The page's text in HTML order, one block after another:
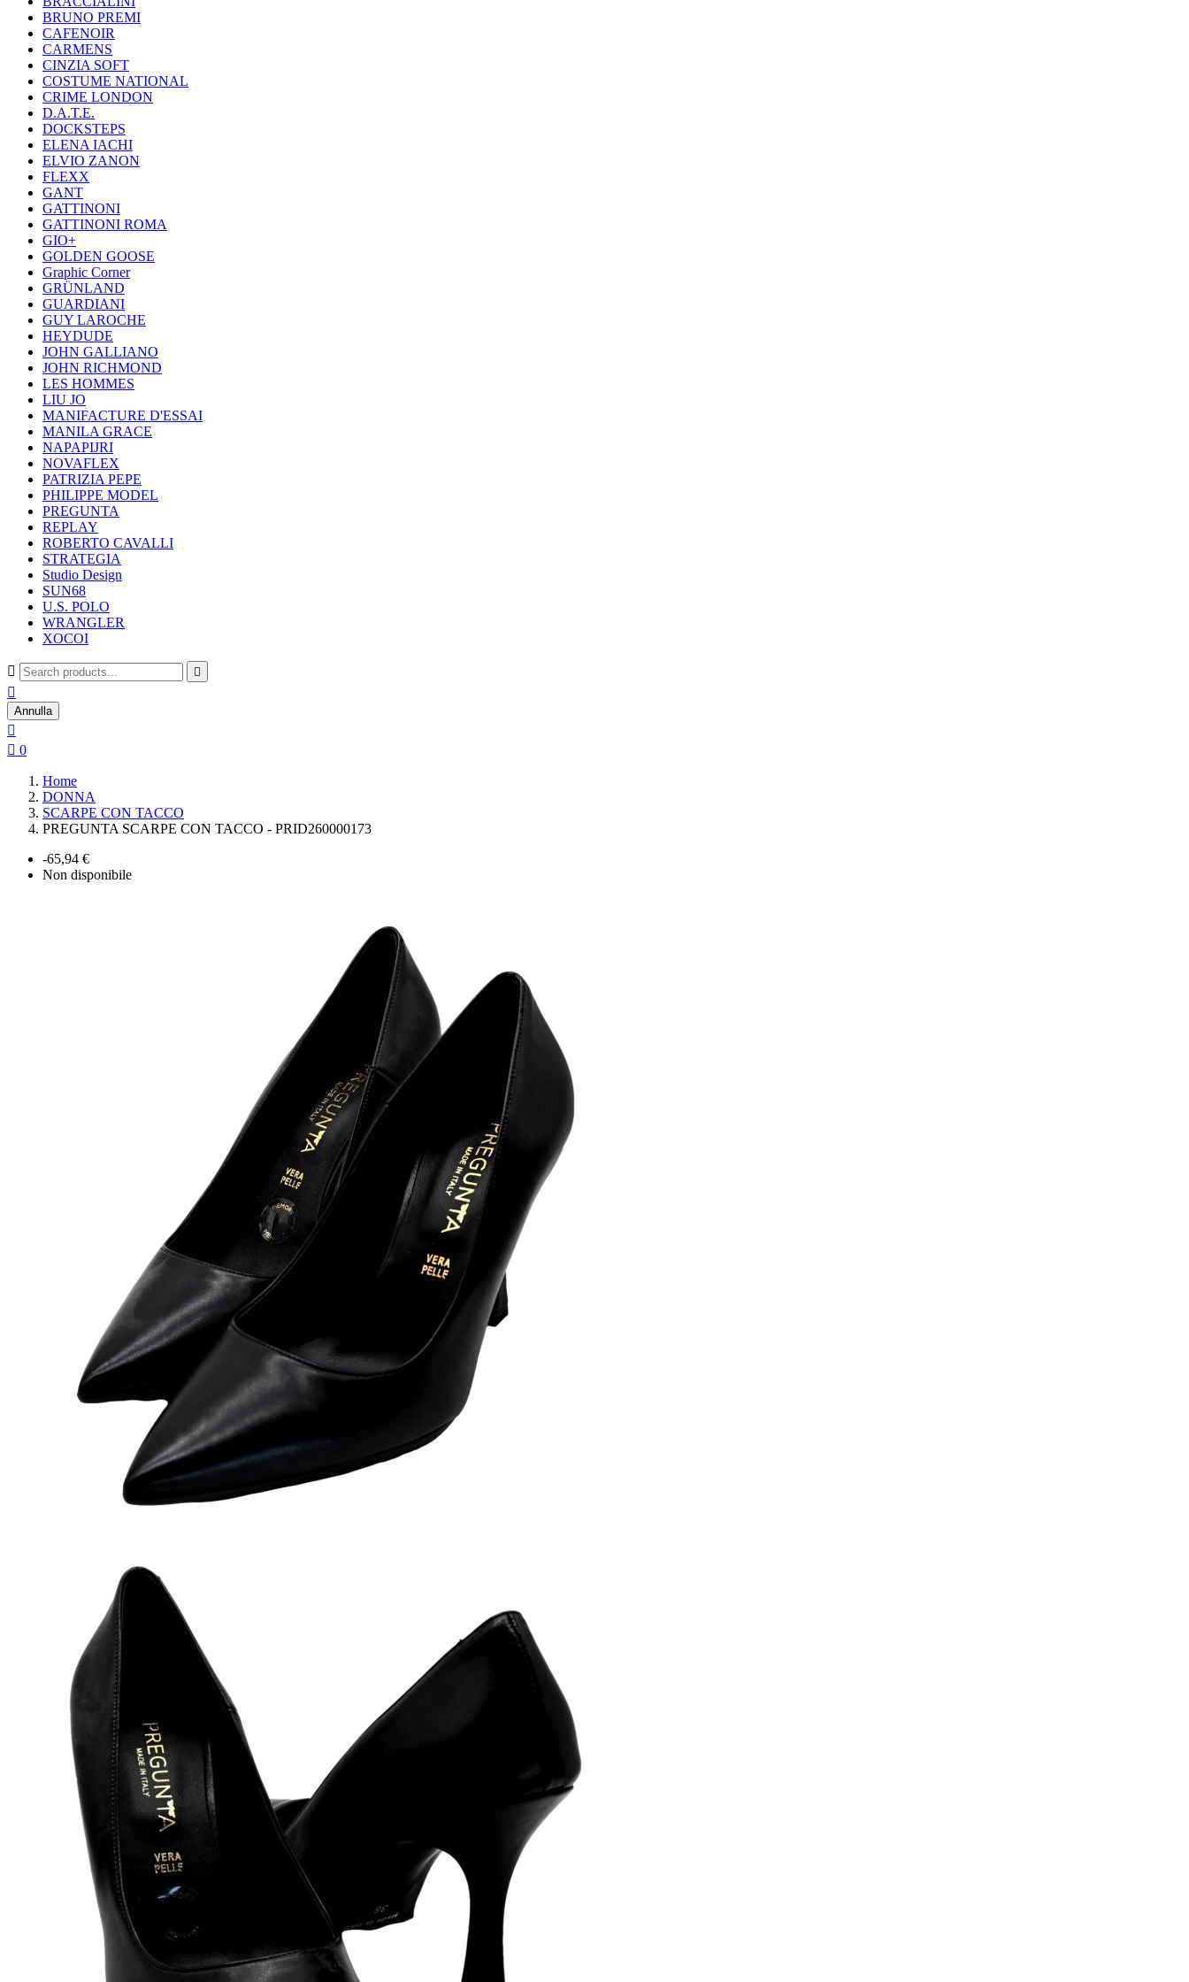
BRUNO PREMI
CAFENOIR
CARMENS
CINZIA SOFT
COSTUME NATIONAL
CRIME LONDON
D.A.T.E.
DOCKSTEPS
ELENA IACHI
ELVIO ZANON
FLEXX
GANT
GATTINONI
GATTINONI ROMA
GIO+
GOLDEN GOOSE
Graphic Corner
GRÜNLAND
GUARDIANI
GUY LAROCHE
HEYDUDE
JOHN GALLIANO
JOHN RICHMOND
LES HOMMES
LIU JO
MANIFACTURE D'ESSAI
MANILA GRACE
NAPAPIJRI
NOVAFLEX
PATRIZIA PEPE
PHILIPPE MODEL
PREGUNTA
REPLAY
ROBERTO CAVALLI
STRATEGIA
Studio Design
SUN68
U.S. POLO
WRANGLER
XOCOI
 

Annulla

 0
Home
DONNA
SCARPE CON TACCO
PREGUNTA SCARPE CON TACCO - PRID260000173
-65,94 €
Non disponibile